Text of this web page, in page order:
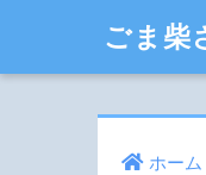
ごま柴
ホーム